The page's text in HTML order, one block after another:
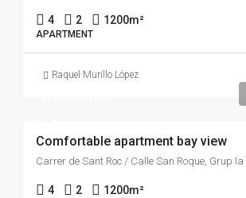
4 2 1200m²
APARTMENT
Raquel Murillo López
Comfortable apartment bay view
4 2 1200m²